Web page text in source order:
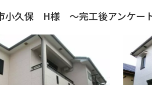
小久保 H様 〜完工後アンケー